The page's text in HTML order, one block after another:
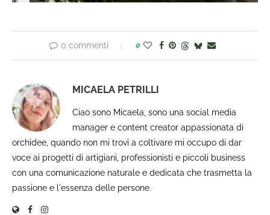
0 commenti 0
MICAELA PETRILLI
Ciao sono Micaela, sono una social media
manager e content creator appassionata di
orchidee, quando non mi trovi a coltivare mi occupo di dar
voce ai progetti di artigiani, professionisti e piccoli business
con una comunicazione naturale e dedicata che trasmetta la
passione e l'essenza delle persone.